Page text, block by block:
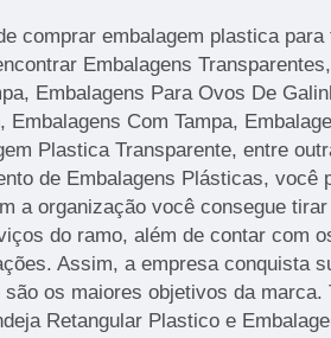
comprar embalagem plastica para
Embalagens
Embalagens Para Ovos De
Embalagens Com Tampa,
Plastica Transparente, entre
de Embalagens Plásticas, você
a organização você consegue
do ramo, além de contar com
Assim, a empresa conquista
os maiores objetivos da marca.
Retangular Plastico e